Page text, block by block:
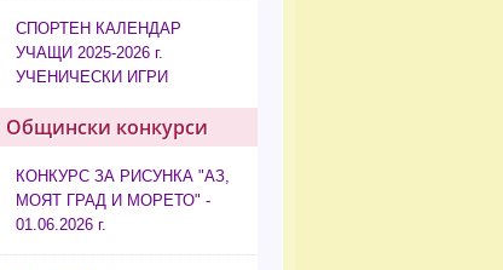
СПОРТЕН КАЛЕНДАР
УЧАЩИ 2025-2026 г.
УЧЕНИЧЕСКИ ИГРИ
Общински конкурси
КОНКУРС ЗА РИСУНКА "АЗ,
МОЯТ ГРАД И МОРЕТО" -
01.06.2026 г.